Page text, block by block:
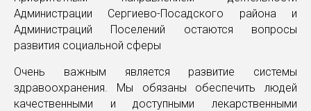
Администрации Сергиево-Посадского района и
Администраций Поселений остаются вопросы
развития социальной сферы
Очень важным является развитие системы
здравоохранения. Мы обязаны обеспечить людей
качественными и доступными лекарственными